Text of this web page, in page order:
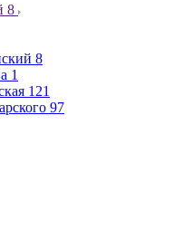
8
8
1
121
97